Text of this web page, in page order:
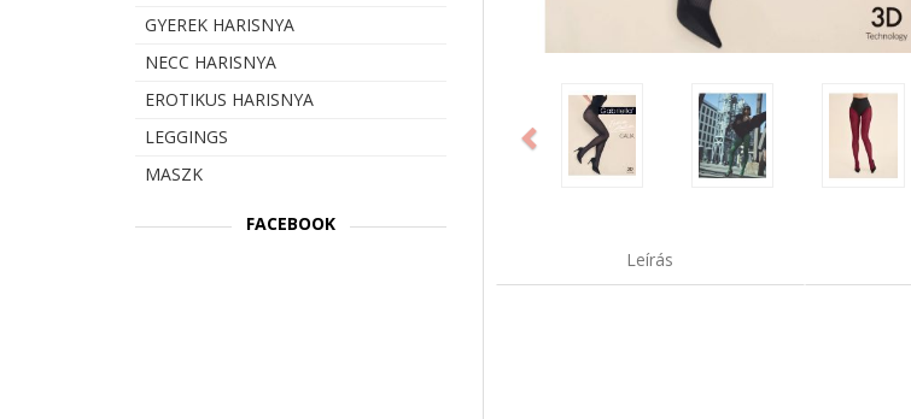
GYEREK HARISNYA
NECC HARISNYA
EROTIKUS HARISNYA
LEGGINGS
MASZK
FACEBOOK
Previous
Leírás